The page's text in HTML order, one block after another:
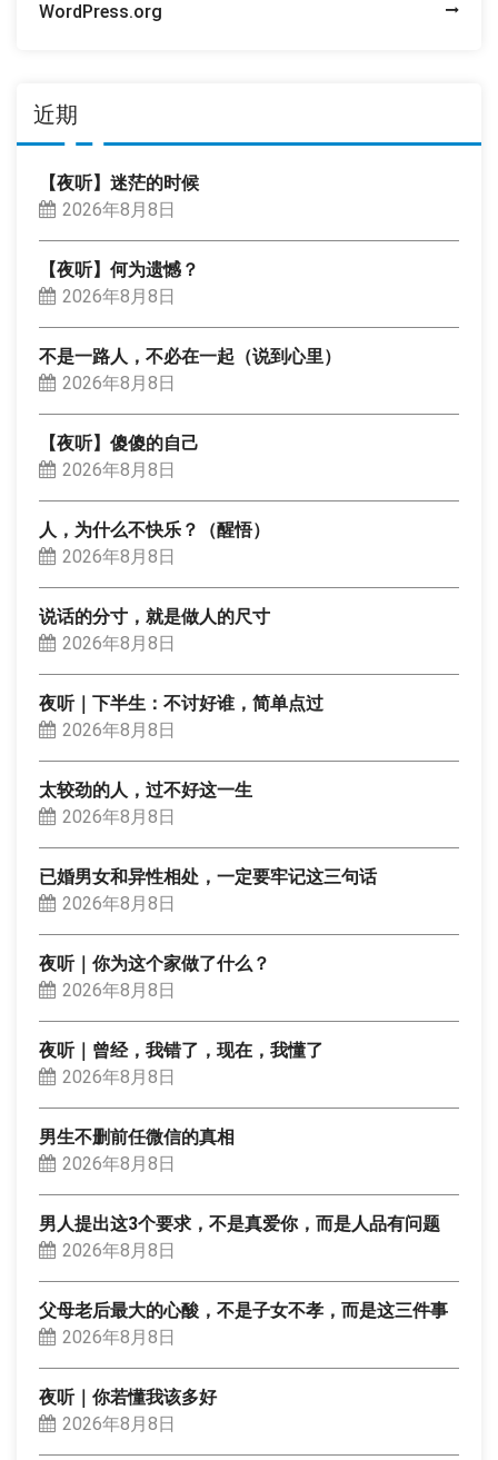
WordPress.org
近期
【夜听】迷茫的时候
2026年8月8日
【夜听】何为遗憾？
2026年8月8日
不是一路人，不必在一起（说到心里）
2026年8月8日
【夜听】傻傻的自己
2026年8月8日
人，为什么不快乐？（醒悟）
2026年8月8日
说话的分寸，就是做人的尺寸
2026年8月8日
夜听｜下半生：不讨好谁，简单点过
2026年8月8日
太较劲的人，过不好这一生
2026年8月8日
已婚男女和异性相处，一定要牢记这三句话
2026年8月8日
夜听｜你为这个家做了什么？
2026年8月8日
夜听｜曾经，我错了，现在，我懂了
2026年8月8日
男生不删前任微信的真相
2026年8月8日
男人提出这3个要求，不是真爱你，而是人品有问题
2026年8月8日
父母老后最大的心酸，不是子女不孝，而是这三件事
2026年8月8日
夜听｜你若懂我该多好
2026年8月8日